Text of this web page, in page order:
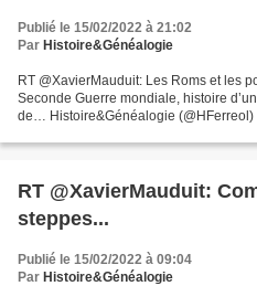
Publié le 15/02/2022 à 21:02
Par Histoire&Généalogie
RT @XavierMauduit: Les Roms et les
Seconde Guerre mondiale, histoire
de… Histoire&Généalogie (@HFerreol)
RT @XavierMauduit:
steppes...
Publié le 15/02/2022 à 09:04
Par Histoire&Généalogie